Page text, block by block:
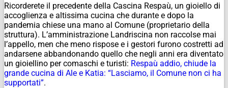
Ricorderete il precedente della Cascina Respaù, un gioiello di
accoglienza e altissima cucina che durante e dopo la
pandemia chiese una mano al Comune (proprietario della
struttura). L’amministrazione Landriscina non raccolse mai
l’appello, men che meno rispose e i gestori furono costretti ad
andarsene abbandonando quello che negli anni era diventato
un gioiellino per comaschi e turisti: Respaù addio, chiude la
grande cucina di Ale e Katia: “Lasciamo, il Comune non ci ha
supportati”.